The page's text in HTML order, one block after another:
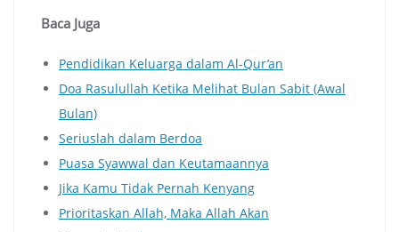
Baca Juga
Pendidikan Keluarga dalam Al-Qur’an
Doa Rasulullah Ketika Melihat Bulan Sabit (Awal
Bulan)
Seriuslah dalam Berdoa
Puasa Syawwal dan Keutamaannya
Jika Kamu Tidak Pernah Kenyang
Prioritaskan Allah, Maka Allah Akan